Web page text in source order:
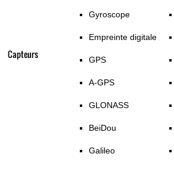
Capteurs
Gyroscope
Empreinte digitale
GPS
A-GPS
GLONASS
BeiDou
Galileo